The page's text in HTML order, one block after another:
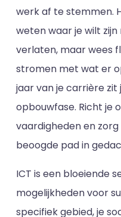
werk af te stemmen.
weten waar je wilt
verlaten, maar wees
stromen met wat er
jaar van je carrière zit
opbouwfase. Richt je
vaardigheden en
beoogde pad in
ICT is een bloeiende
mogelijkheden voor
specifiek gebied, je